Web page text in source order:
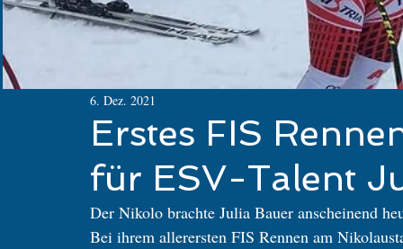
Erstes FIS
für ESV-Talent
6. Dez. 2021
Der Nikolo brachte Julia Bauer anscheinend
Bei ihrem allerersten FIS Rennen am